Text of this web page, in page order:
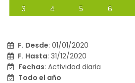
3
4 5 6
F. Desde: 01/01/2020
F. Hasta: 31/12/2020
Fechas: Actividad diaria
Todo el año